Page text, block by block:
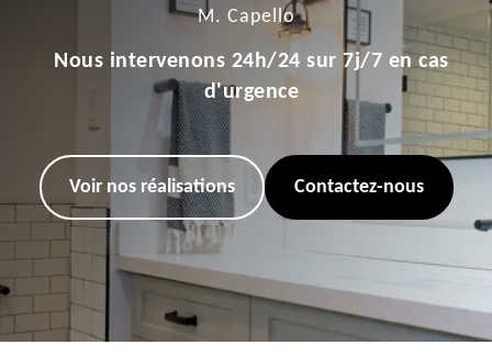
M. Capello
Nous intervenons 24h/24 sur 7j/7 en cas
d'urgence
Voir nos réalisations Contactez-nous